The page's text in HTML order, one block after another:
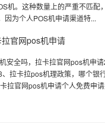
机。这种数量上的严重不匹配
因为个人POS机申请渠道特...
官网pos机申请
安全吗，拉卡拉官网pos机申
拉卡拉pos机理政策，哪个银
拉官网pos机申请个人免费申